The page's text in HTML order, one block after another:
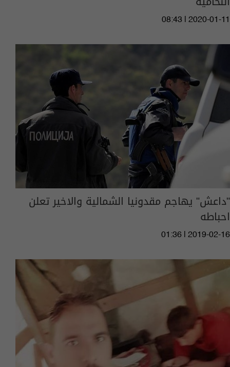
08:43 | 2020-01-11
"داعش" يهاجم مقدونيا الشمالية والاخير تعلن
احباطه
01:36 | 2019-02-16